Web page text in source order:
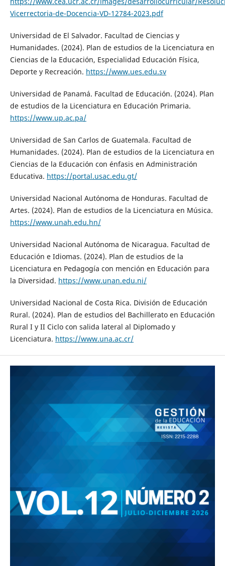
Vicerrectoria-de-Docencia-VD-12784-2023.pdf
Universidad de El Salvador. Facultad de Ciencias y
Humanidades. (2024). Plan de estudios de la Licenciatura en
Ciencias de la Educación, Especialidad Educación Física,
Deporte y Recreación. https://www.ues.edu.sv
Universidad de Panamá. Facultad de Educación. (2024). Plan
de estudios de la Licenciatura en Educación Primaria.
https://www.up.ac.pa/
Universidad de San Carlos de Guatemala. Facultad de
Humanidades. (2024). Plan de estudios de la Licenciatura en
Ciencias de la Educación con énfasis en Administración
Educativa. https://portal.usac.edu.gt/
Universidad Nacional Autónoma de Honduras. Facultad de
Artes. (2024). Plan de estudios de la Licenciatura en Música.
https://www.unah.edu.hn/
Universidad Nacional Autónoma de Nicaragua. Facultad de
Educación e Idiomas. (2024). Plan de estudios de la
Licenciatura en Pedagogía con mención en Educación para
la Diversidad. https://www.unan.edu.ni/
Universidad Nacional de Costa Rica. División de Educación
Rural. (2024). Plan de estudios del Bachillerato en Educación
Rural I y II Ciclo con salida lateral al Diplomado y
Licenciatura. https://www.una.ac.cr/